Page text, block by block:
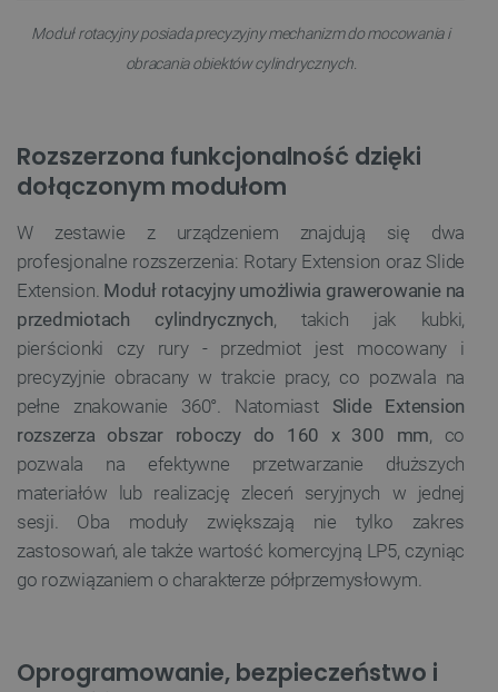
Moduł rotacyjny posiada precyzyjny mechanizm do mocowania i
obracania obiektów cylindrycznych.
Rozszerzona funkcjonalność dzięki
dołączonym modułom
W zestawie z urządzeniem znajdują się dwa
profesjonalne rozszerzenia: Rotary Extension oraz Slide
Extension. Moduł rotacyjny umożliwia grawerowanie na
przedmiotach cylindrycznych, takich jak kubki,
pierścionki czy rury - przedmiot jest mocowany i
precyzyjnie obracany w trakcie pracy, co pozwala na
pełne znakowanie 360°. Natomiast Slide Extension
rozszerza obszar roboczy do 160 x 300 mm, co
pozwala na efektywne przetwarzanie dłuższych
materiałów lub realizację zleceń seryjnych w jednej
sesji. Oba moduły zwiększają nie tylko zakres
zastosowań, ale także wartość komercyjną LP5, czyniąc
go rozwiązaniem o charakterze półprzemysłowym.
Oprogramowanie, bezpieczeństwo i